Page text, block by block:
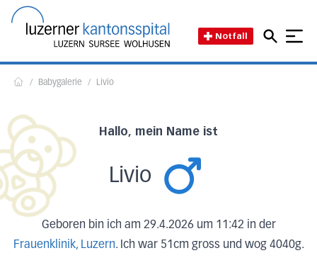
Notfall
/ Babygalerie / Livio
Hallo, mein Name ist
Livio
Geboren bin ich am 29.4.2026 um 11:42 in der
Frauenklinik, Luzern. Ich war 51cm gross und wog 4040g.